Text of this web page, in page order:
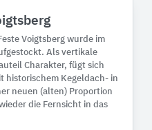
Voigtsberg wurde im
Als vertikale
Charakter, fügt sich
historischem Kegeldach- in
neuen (alten) Proportion
die Fernsicht in das